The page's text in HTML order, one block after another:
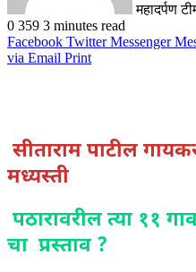
महादर्पण
0 359 3 minutes read
Facebook Twitter Messenger
via Email Print
सीताराम पाटील
मध्यस्ती
पठारावरील त्या ११
चा प्रस्ताव ?